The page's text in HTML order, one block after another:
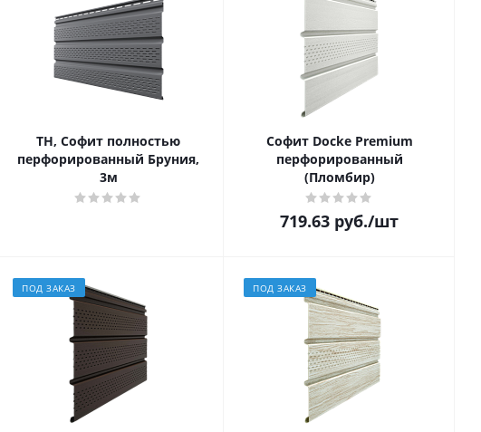
ТН, Софит полностью
перфорированный Бруния,
3м
Софит Docke Premium
перфорированный
(Пломбир)
719.63 руб./шт
ПОД ЗАКАЗ ПОД ЗАКАЗ